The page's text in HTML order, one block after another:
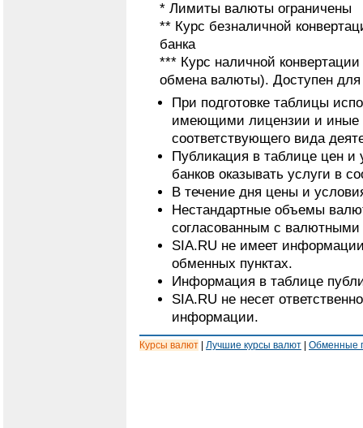
* Лимиты валюты ограничены
** Курс безналичной
банка
*** Курс наличной
обмена валюты). Доступен для
При подготовке таблицы
имеющими лицензии и иные
соответствующего вида
Публикация в таблице цен и
банков оказывать услуги в
В течение дня цены и
Нестандартные объемы
согласованным с валютными
SIA.RU не имеет
обменных пунктах.
Информация в таблице
SIA.RU не несет
информации.
Курсы валют Лучшие курсы валют Обменные